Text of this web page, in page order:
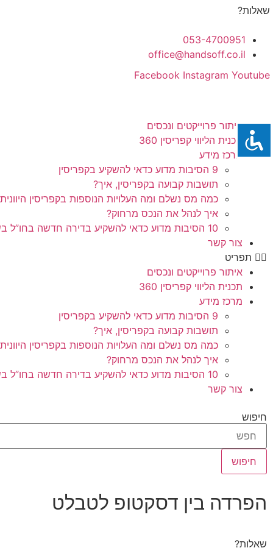
דלג
שאלות?
053-4700951
office@handsoff.co.il
Facebook Instagram Youtube
איתור פרוייקטים ונכסים
תכנית הליווי קפריסין 360
מרכז מידע
9 הסיבות מדוע כדאי להשקיע בקפריסין
תושבות קבועה בקפריסין, איך?
כמה מס נשלם ומה העלויות הנוספות בקפריסין
איך לנהל את הנכס מרחוק?
10 הסיבות מדוע כדאי להשקיע בדירה חדשה בחו”ל בשלב הפריסייל
צור קשר
תפריט
איתור פרוייקטים ונכסים
תכנית הליווי קפריסין 360
מרכז מידע
9 הסיבות מדוע כדאי להשקיע בקפריסין
תושבות קבועה בקפריסין, איך?
כמה מס נשלם ומה העלויות הנוספות בקפריסין
איך לנהל את הנכס מרחוק?
10 הסיבות מדוע כדאי להשקיע בדירה חדשה בחו”ל בשלב הפריסייל
צור קשר
חיפוש
חיפוש
הפרדה בין דסקטופ לטבלט
שאלות?